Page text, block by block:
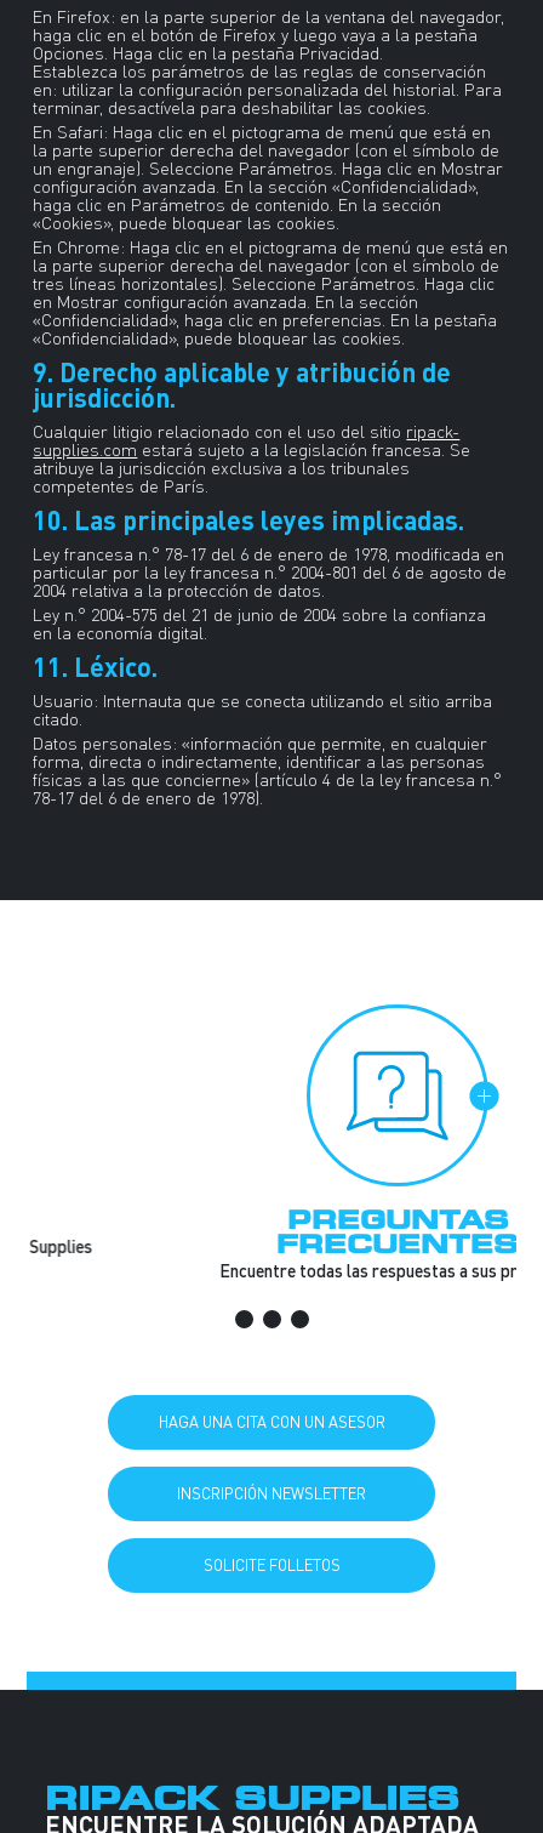
En Firefox: en la parte superior de la ventana del navegador,
haga clic en el botón de Firefox y luego vaya a la pestaña
Opciones. Haga clic en la pestaña Privacidad.
Establezca los parámetros de las reglas de conservación
en: utilizar la configuración personalizada del historial. Para
terminar, desactívela para deshabilitar las cookies.
En Safari: Haga clic en el pictograma de menú que está en
la parte superior derecha del navegador (con el símbolo de
un engranaje). Seleccione Parámetros. Haga clic en Mostrar
configuración avanzada. En la sección «Confidencialidad»,
haga clic en Parámetros de contenido. En la sección
«Cookies», puede bloquear las cookies.
En Chrome: Haga clic en el pictograma de menú que está en
la parte superior derecha del navegador (con el símbolo de
tres líneas horizontales). Seleccione Parámetros. Haga clic
en Mostrar configuración avanzada. En la sección
«Confidencialidad», haga clic en preferencias. En la pestaña
«Confidencialidad», puede bloquear las cookies.
9. Derecho aplicable y atribución de
jurisdicción.
Cualquier litigio relacionado con el uso del sitio ripack-
supplies.com estará sujeto a la legislación francesa. Se
atribuye la jurisdicción exclusiva a los tribunales
competentes de París.
10. Las principales leyes implicadas.
Ley francesa n.° 78-17 del 6 de enero de 1978, modificada en
particular por la ley francesa n.° 2004-801 del 6 de agosto de
2004 relativa a la protección de datos.
Ley n.° 2004-575 del 21 de junio de 2004 sobre la confianza
en la economía digital.
11. Léxico.
Usuario: Internauta que se conecta utilizando el sitio arriba
citado.
Datos personales: «información que permite, en cualquier
forma, directa o indirectamente, identificar a las personas
físicas a las que concierne» (artículo 4 de la ley francesa n.°
78-17 del 6 de enero de 1978).
PREGUNTAS
FRECUENTES
Encuentre todas las respuestas a sus preguntas
HAGA UNA CITA CON UN ASESOR
INSCRIPCIÓN NEWSLETTER
SOLICITE FOLLETOS
ENCUENTRE LA SOLUCIÓN ADAPTADA
RIPACK SUPPLIES